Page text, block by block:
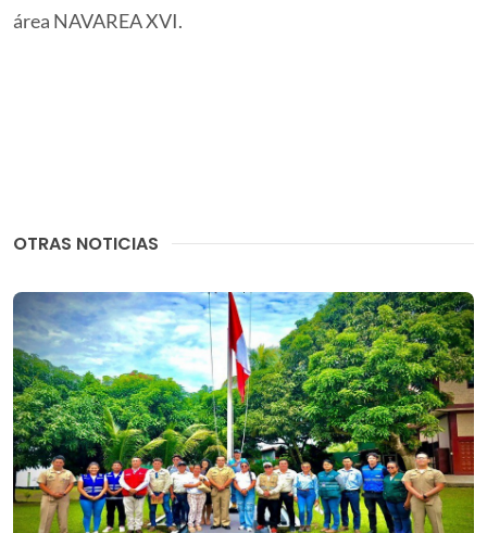
área NAVAREA XVI.
OTRAS NOTICIAS